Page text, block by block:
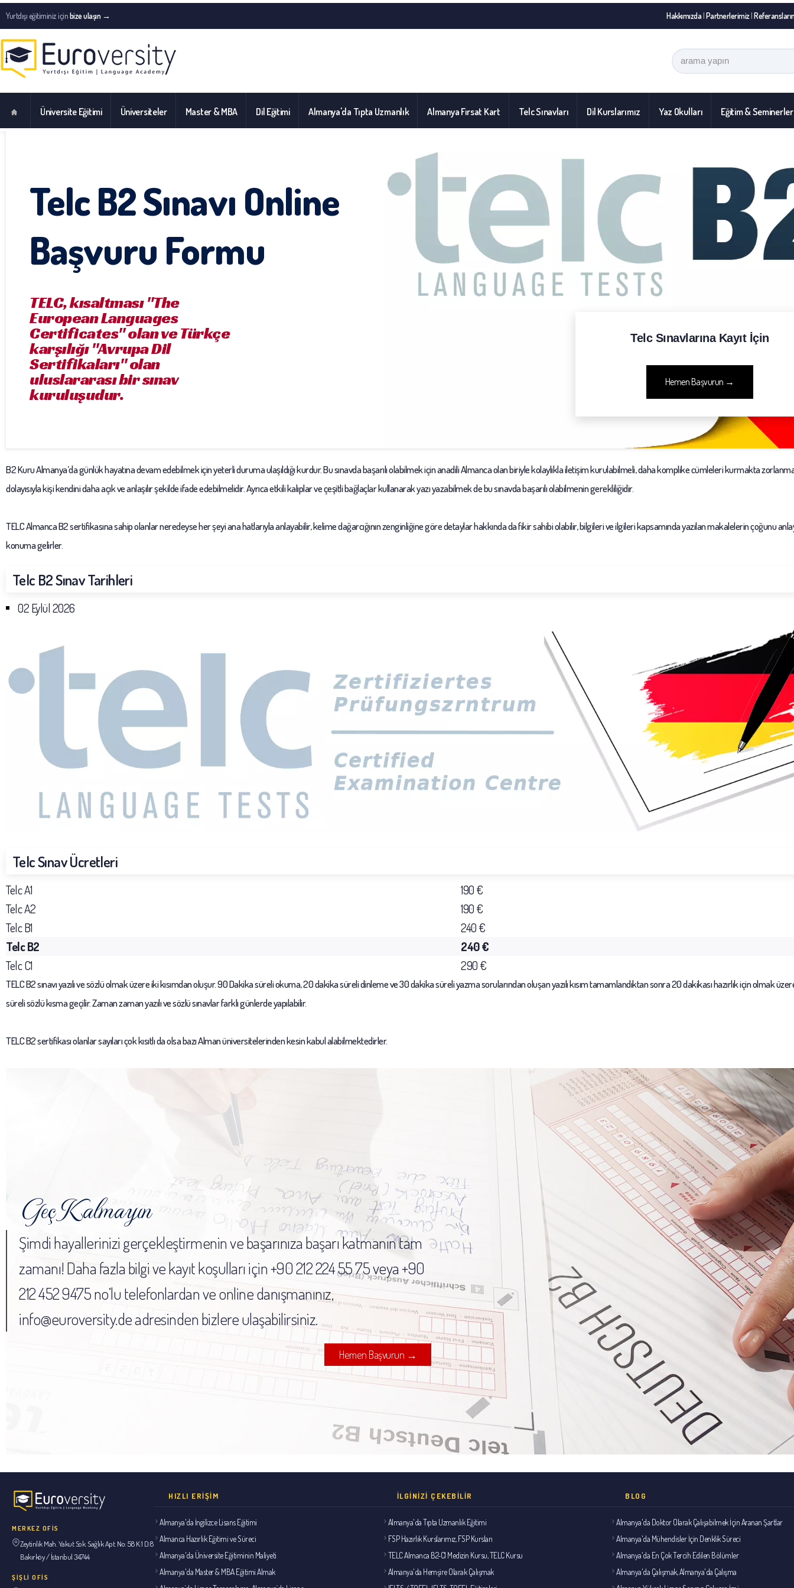
Yurtdışı eğitiminiz içinbize ulaşın → Hakkımızda|Partnerlerimiz|
Üniversite Eğitimi Üniversiteler Master & MBA Dil Eğitimi Almanya'da Tıpta Uzmanlık Almanya Fırsat Kart Telc Sınavları Dil Kurslarımız Yaz Okulları Eğitim &
Telc B2 Sınavı Online
Başvuru Formu
TELC, kısaltması "The
European Languages
Certificates" olan ve Türkçe
karşılığı "Avrupa Dil
Sertifikaları" olan
uluslararası bir sınav
kuruluşudur.
Telc Sınavlarına Kayıt İçin
Hemen Başvurun →
B2 Kuru Almanya’da günlük hayatına devam edebilmek için yeterli duruma ulaşıldığı kurdur. Bu sınavda başarılı olabilmek için anadili Almanca olan biriyle kolaylıkla iletişim kurulabilmeli, daha komplike cümleleri kurmakta
dolayısıyla kişi kendini daha açık ve anlaşılır şekilde ifade edebilmelidir. Ayrıca etkili kalıplar ve çeşitli bağlaçlar kullanarak yazı yazabilmek de bu sınavda başarılı olabilmenin gerekliliğidir.
TELC Almanca B2 sertifikasına sahip olanlar neredeyse her şeyi ana hatlarıyla anlayabilir, kelime dağarcığının zenginliğine göre detaylar hakkında da fikir sahibi olabilir, bilgileri ve ilgileri kapsamında yazılan makalelerin çoğunu
konuma gelirler.
Telc B2 Sınav Tarihleri
02 Eylül 2026
Telc Sınav Ücretleri
Telc A1
190 €
Telc A2
190 €
Telc B1
240 €
Telc B2
240 €
Telc C1
290 €
TELC B2 sınavı yazılı ve sözlü olmak üzere iki kısımdan oluşur. 90 Dakika süreli okuma, 20 dakika süreli dinleme ve 30 dakika süreli yazma sorularından oluşan yazılı kısım tamamlandıktan sonra 20 dakikası hazırlık için olmak
süreli sözlü kısma geçilir. Zaman zaman yazılı ve sözlü sınavlar farklı günlerde yapılabilir.
TELC B2 sertifikası olanlar sayıları çok kısıtlı da olsa bazı Alman üniversitelerinden kesin kabul alabilmektedirler.
Geç Kalmayın
Şimdi hayallerinizi gerçekleştirmenin ve başarınıza başarı katmanın tam
zamanı! Daha fazla bilgi ve kayıt koşulları için +90 212 224 55 75 veya +90
212 452 9475 no’lu telefonlardan ve online danışmanınız,
info@euroversity.de adresinden bizlere ulaşabilirsiniz.
Hemen Başvurun →
MERKEZ OFİS
Zeytinlik Mah. Yakut Sok. Sağlık Apt. No: 58 K:1 D:8
Bakırköy / İstanbul 34744
ŞİŞLİ OFİS
HIZLI ERIŞIM
Almanya'da İngilizce Lisans Eğitimi
Almanca Hazırlık Eğitimi ve Süreci
Almanya'da Üniversite Eğitiminin Maliyeti
Almanya'da Master & MBA Eğitimi Almak
İLGINIZI ÇEKEBILIR
Almanya'da Tıpta Uzmanlık Eğitimi
FSP Hazırlık Kurslarımız, FSP Kursları
TELC Almanca B2-C1 Medizin Kursu, TELC Kursu
Almanya'da Hemşire Olarak Çalışmak
BLOG
Almanya'da Doktor Olarak Çalışabilmek İçin Aranan Şartlar
Almanya'da Mühendisler İçin Denklik Süreci
Almanya'da En Çok Tercih Edilen Bölümler
Almanya'da Çalışmak, Almanya'da Çalışma